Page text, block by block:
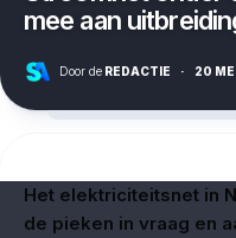
mee aan
Door de REDACTIE · 20
Het elektriciteitsnet in
de pieken in vraag en